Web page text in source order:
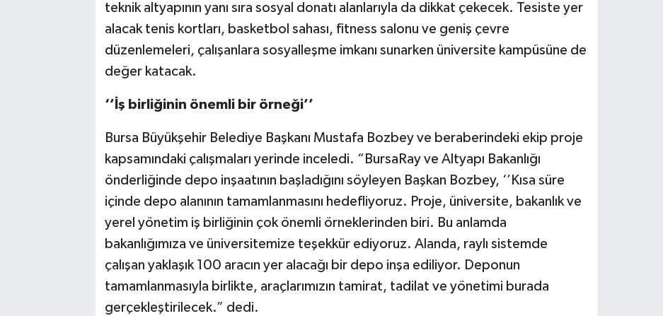
teknik altyapının yanı sıra sosyal donatı alanlarıyla da dikkat çekecek. Tesiste yer
alacak tenis kortları, basketbol sahası, fitness salonu ve geniş çevre
düzenlemeleri, çalışanlara sosyalleşme imkanı sunarken üniversite kampüsüne de
değer katacak.
‘’İş birliğinin önemli bir örneği’’
Bursa Büyükşehir Belediye Başkanı Mustafa Bozbey ve beraberindeki ekip proje
kapsamındaki çalışmaları yerinde inceledi. “BursaRay ve Altyapı Bakanlığı
önderliğinde depo inşaatının başladığını söyleyen Başkan Bozbey, ‘’Kısa süre
içinde depo alanının tamamlanmasını hedefliyoruz. Proje, üniversite, bakanlık ve
yerel yönetim iş birliğinin çok önemli örneklerinden biri. Bu anlamda
bakanlığımıza ve üniversitemize teşekkür ediyoruz. Alanda, raylı sistemde
çalışan yaklaşık 100 aracın yer alacağı bir depo inşa ediliyor. Deponun
tamamlanmasıyla birlikte, araçlarımızın tamirat, tadilat ve yönetimi burada
gerçekleştirilecek.” dedi.